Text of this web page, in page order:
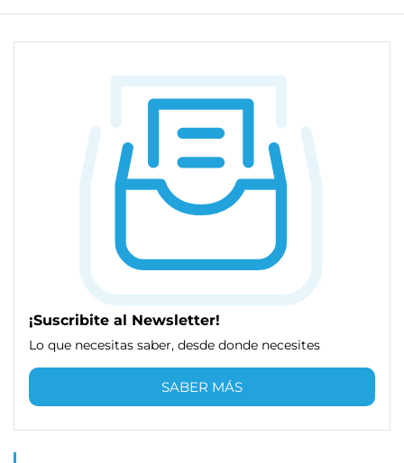
¡Suscribite al Newsletter!
Lo que necesitas saber, desde donde necesites
SABER MÁS